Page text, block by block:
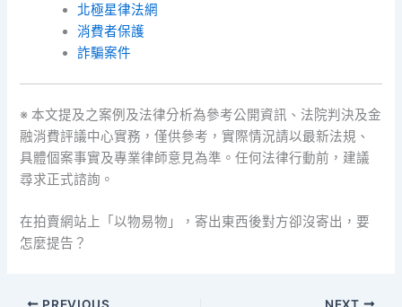
北極星律法網
消費者保護
詐騙案件
※ 本文提及之案例及法律分析為參考公開資訊、法院判決及金
融消費評議中心實務，僅供參考，實際情況請以最新法規、
具體個案事實及專業律師意見為準。任何法律行動前，建議
尋求正式諮詢。
在拍賣網站上「以物易物」，寄出東西後對方卻沒寄出，要
怎麼提告？
PREVIOUS NEXT